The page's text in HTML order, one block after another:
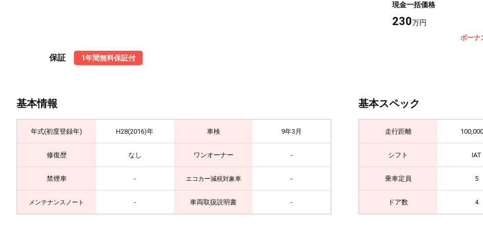
現金一括価格
230万円
ボーナ
保証 1年間無料保証付
基本情報
年式(初度登録年) H28(2016)年 車検 9年3月
修復歴 なし ワンオーナー -
禁煙車 - エコカー減税対象車 -
メンテナンスノート - 車両取扱説明書 -
基本スペック
走行距離
シフト IAT
乗車定員 5
ドア数 4